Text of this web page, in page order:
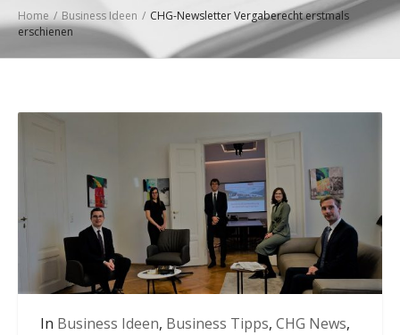
Home / Business Ideen / CHG-Newsletter Vergaberecht erstmals
erschienen
In Business Ideen, Business Tipps, CHG News,